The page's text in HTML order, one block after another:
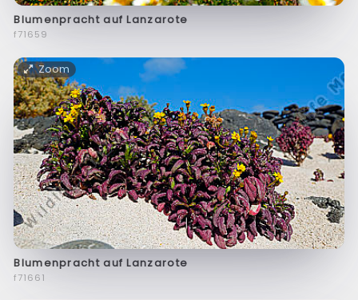
Blumenpracht auf Lanzarote
f71659
Zoom
Blumenpracht auf Lanzarote
f71661